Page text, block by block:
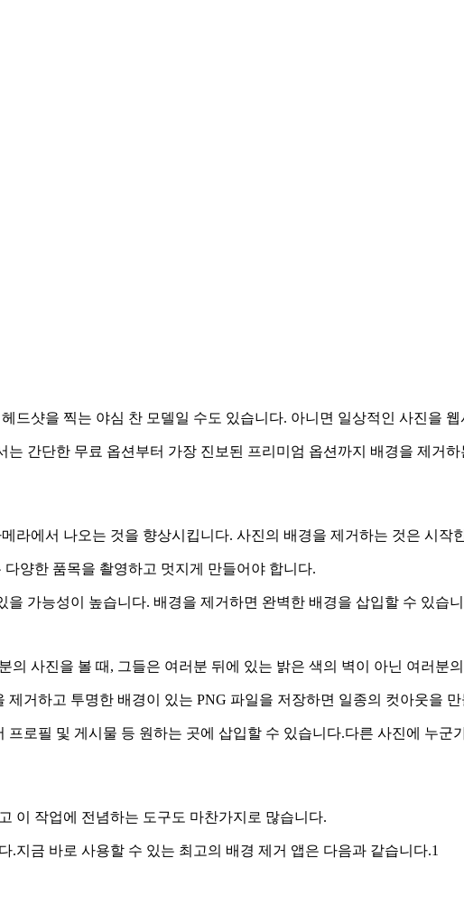
드샷을 찍는 야심 찬 모델일 수도 있습니다. 아니면 일상적인 사진을
간단한 무료 옵션부터 가장 진보된 프리미엄 옵션까지 배경을 제거
라에서 나오는 것을 향상시킵니다. 사진의 배경을 제거하는 것은 시작
양한 품목을 촬영하고 멋지게 만들어야 합니다.
가능성이 높습니다. 배경을 제거하면 완벽한 배경을 삽입할 수 있습
사진을 볼 때, 그들은 여러분 뒤에 있는 밝은 색의 벽이 아닌 여러분
거하고 투명한 배경이 있는 PNG 파일을 저장하면 일종의 컷아웃을
로필 및 게시물 등 원하는 곳에 삽입할 수 있습니다.다른 사진에 누군
이 작업에 전념하는 도구도 마찬가지로 많습니다.
지금 바로 사용할 수 있는 최고의 배경 제거 앱은 다음과 같습니다.1